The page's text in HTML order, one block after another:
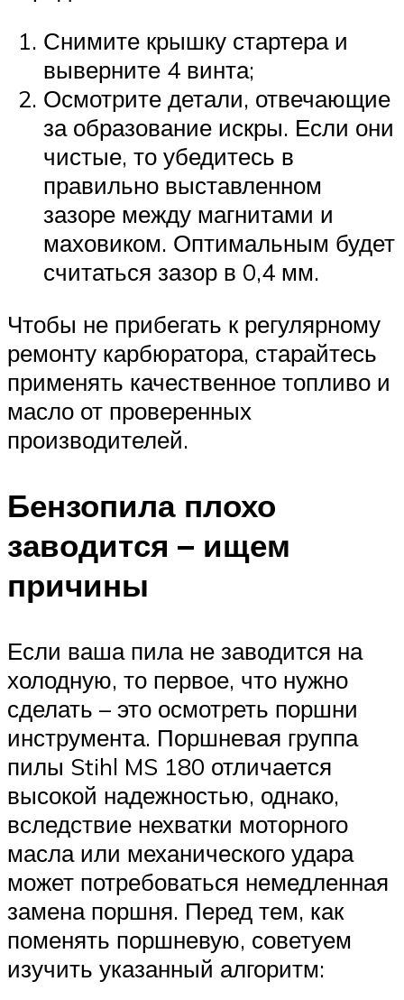
Снимите крышку стартера и
выверните 4 винта;
Осмотрите детали, отвечающие
за образование искры. Если они
чистые, то убедитесь в
правильно выставленном
зазоре между магнитами и
маховиком. Оптимальным будет
считаться зазор в 0,4 мм.
Чтобы не прибегать к регулярному
ремонту карбюратора, старайтесь
применять качественное топливо и
масло от проверенных
производителей.
Бензопила плохо
заводится – ищем
причины
Если ваша пила не заводится на
холодную, то первое, что нужно
сделать – это осмотреть поршни
инструмента. Поршневая группа
пилы Stihl MS 180 отличается
высокой надежностью, однако,
вследствие нехватки моторного
масла или механического удара
может потребоваться немедленная
замена поршня. Перед тем, как
поменять поршневую, советуем
изучить указанный алгоритм: